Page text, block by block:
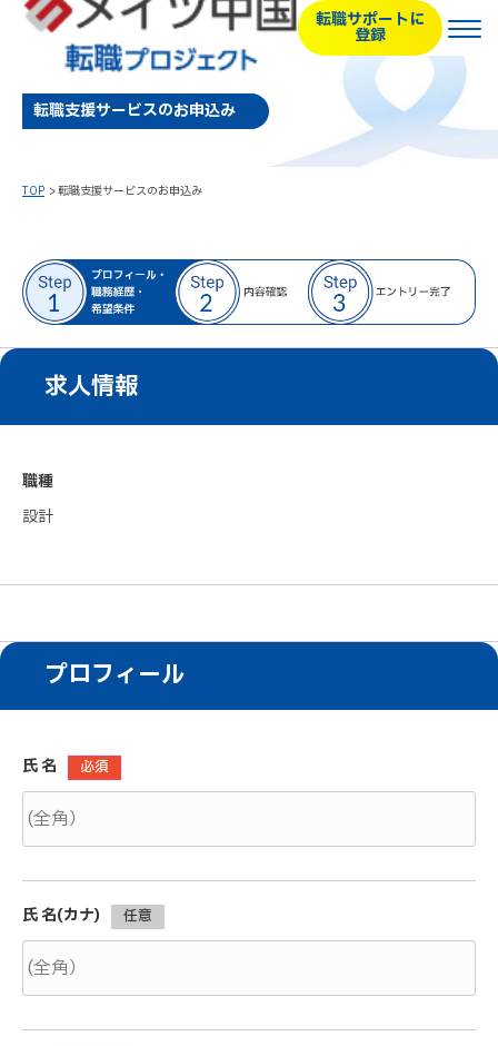
転職サポートに
登録
転職支援サービスのお申込み
TOP 転職支援サービスのお申込み
求人情報
職種
設計
プロフィール
氏 名 必須
氏 名(カナ) 任意